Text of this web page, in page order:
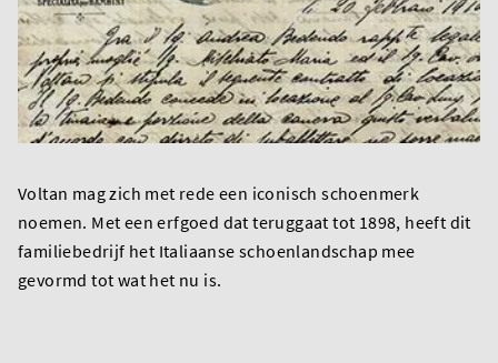
Voltan mag zich met rede een iconisch schoenmerk
noemen. Met een erfgoed dat teruggaat tot 1898, heeft dit
familiebedrijf het Italiaanse schoenlandschap mee
gevormd tot wat het nu is.